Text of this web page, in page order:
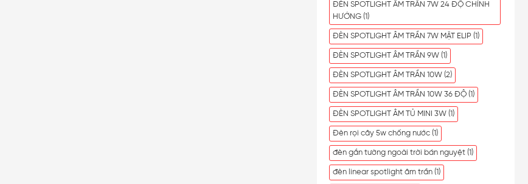
ĐÈN SPOTLIGHT ÂM TRẦN 7W 24 ĐỘ CHỈNH
HƯỚNG (1)
ĐÈN SPOTLIGHT ÂM TRẦN 7W MẶT ELIP (1)
ĐÈN SPOTLIGHT ÂM TRẦN 9W (1)
ĐÈN SPOTLIGHT ÂM TRẦN 10W (2)
ĐÈN SPOTLIGHT ÂM TRẦN 10W 36 ĐỘ (1)
ĐÈN SPOTLIGHT ÂM TỦ MINI 3W (1)
Đèn rọi cây 5w chống nước (1)
đèn gắn tường ngoài trời bán nguyệt (1)
đèn linear spotlight âm trần (1)